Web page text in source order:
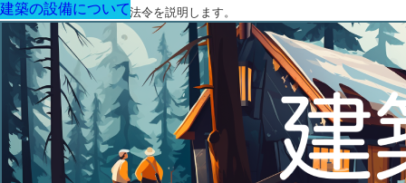
建築に関する用語と関連法令を説明します。
建築の設備について
建築の設備について
建築の設備について
建築の設備について
建築の設備について
建築の設備について
建築の設備について